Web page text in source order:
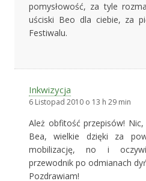
pomysłowość, za tyle
uściski Beo dla ciebie, za
Festiwalu.
Inkwizycja
6 Listopad 2010 o 13 h 29 min
Ależ obfitość przepisów!
Bea, wielkie dzięki za
mobilizację, no i
przewodnik po odmianach
Pozdrawiam!